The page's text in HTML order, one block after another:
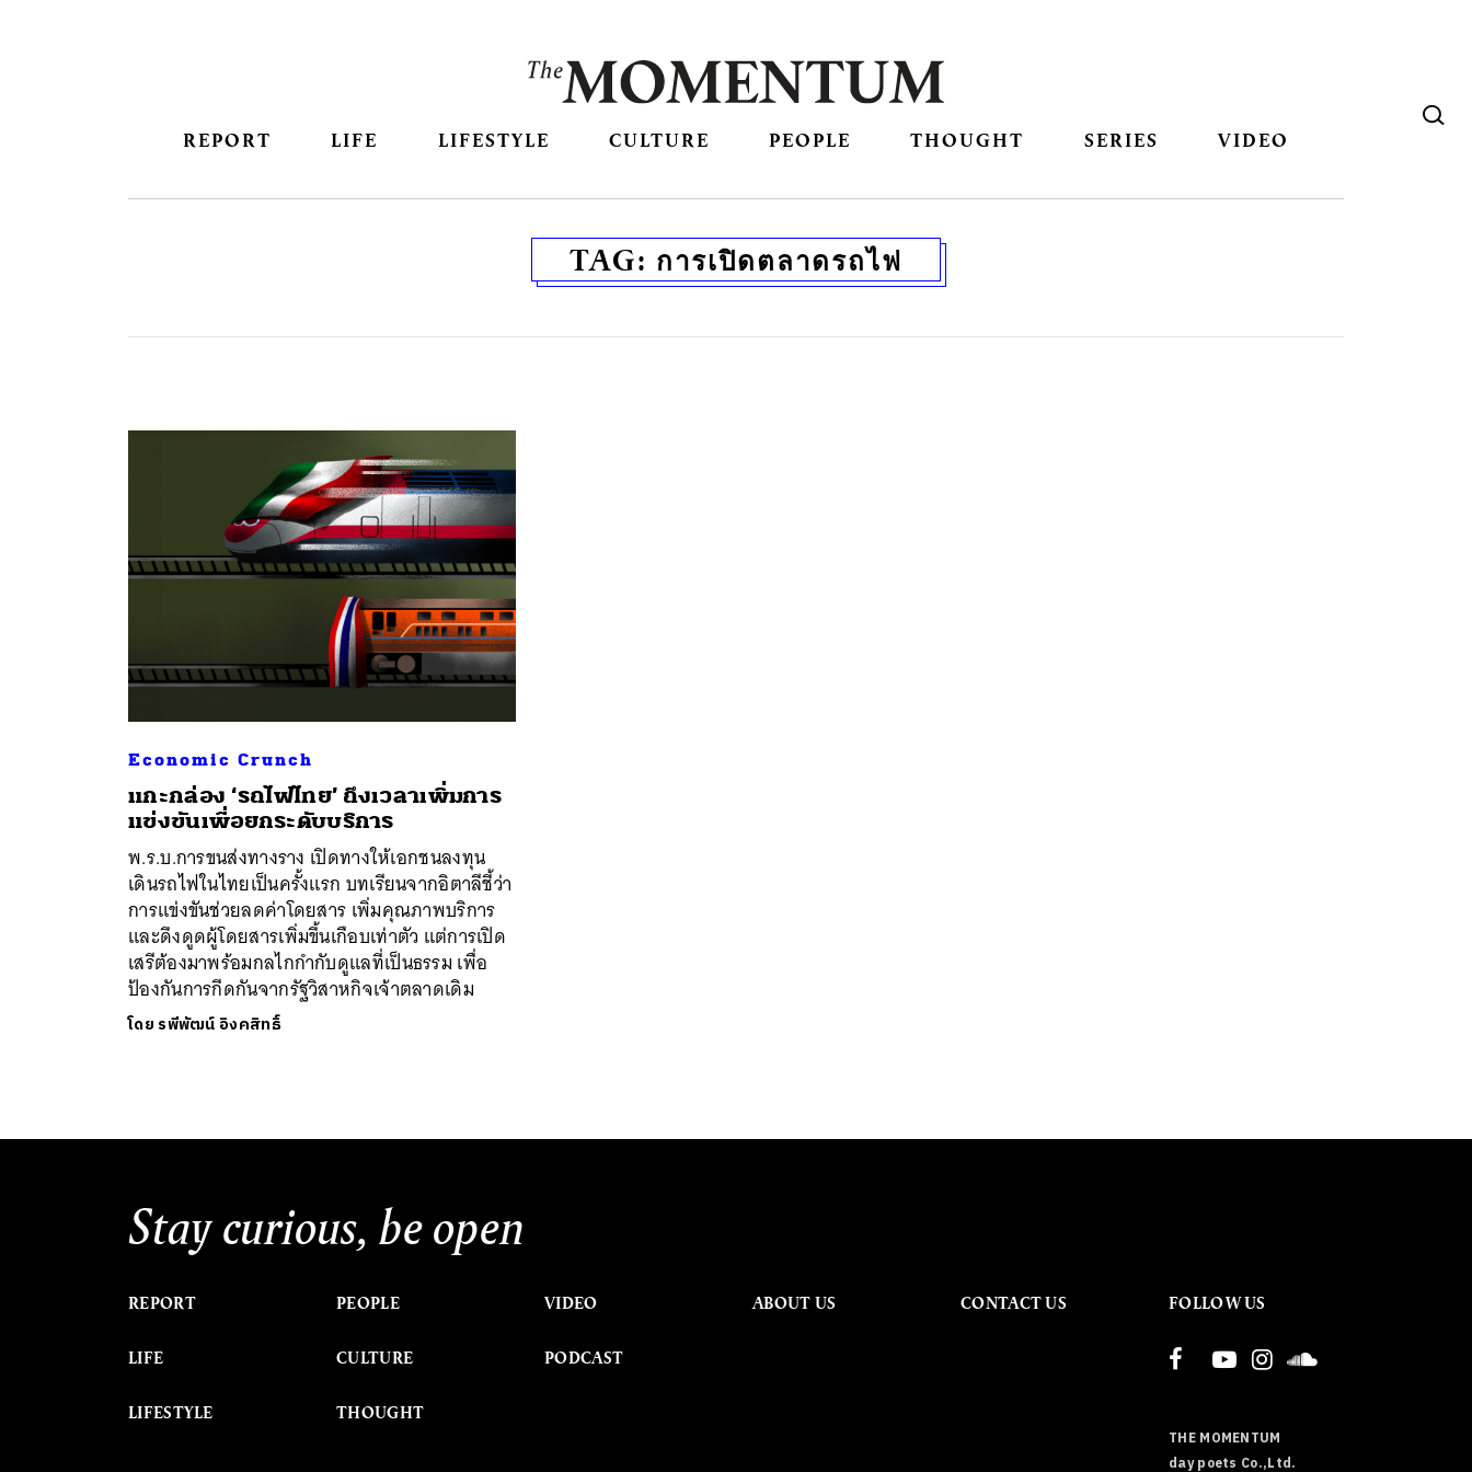
REPORT LIFE LIFESTYLE CULTURE PEOPLE THOUGHT SERIES VIDEO
TAG: การเปิดตลาดรถไฟ
Economic Crunch
แกะกล่อง ‘รถไฟไทย’ ถึงเวลาเพิ่มการ
แข่งขันเพื่อยกระดับบริการ
พ.ร.บ.การขนส่งทางราง เปิดทางให้เอกชนลงทุน
เดินรถไฟในไทยเป็นครั้งแรก บทเรียนจากอิตาลีชี้ว่า
การแข่งขันช่วยลดค่าโดยสาร เพิ่มคุณภาพบริการ
และดึงดูดผู้โดยสารเพิ่มขึ้นเกือบเท่าตัว แต่การเปิด
เสรีต้องมาพร้อมกลไกกำกับดูแลที่เป็นธรรม เพื่อ
ป้องกันการกีดกันจากรัฐวิสาหกิจเจ้าตลาดเดิม
โดย รพีพัฒน์ อิงคสิทธิ์
Stay curious, be open
REPORT
LIFE
LIFESTYLE
PEOPLE
CULTURE
THOUGHT
VIDEO
PODCAST
ABOUT US CONTACT US FOLLOW US
THE MOMENTUM
day poets Co.,Ltd.